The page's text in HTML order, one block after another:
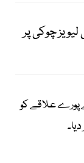
چوکی پر
پورے علاقے کو